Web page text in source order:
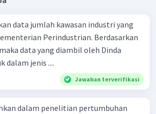
data jumlah kawasan industri yang
Perindustrian. Berdasarkan
data yang diambil oleh Dinda
dalam jenis ....
Jawaban terverifikasi
dalam penelitian pertumbuhan